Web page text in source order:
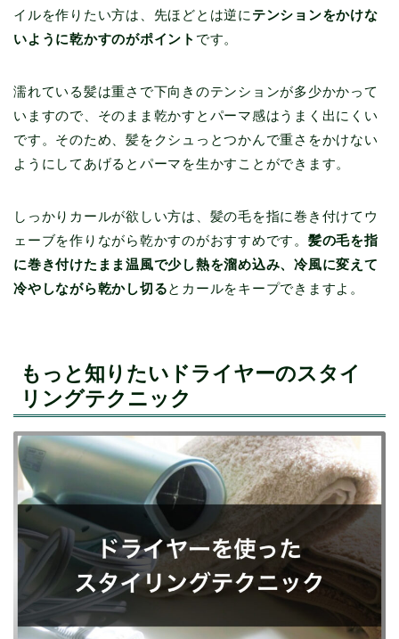
イルを作りたい方は、先ほどとは逆に テンションをかけな
いように乾かすのがポイント です。
濡れている髪は重さで下向きのテンションが多少かかって
いますので、そのまま乾かすとパーマ感はうまく出にくい
です。そのため、髪をクシュっとつかんで重さをかけない
ようにしてあげるとパーマを生かすことができます。
しっかりカールが欲しい方は、髪の毛を指に巻き付けてウ
ェーブを作りながら乾かすのがおすすめです。 髪の毛を指
に巻き付けたまま温風で少し熱を溜め込み、冷風に変えて
冷やしながら乾かし切るとカールをキープできますよ。
もっと知りたいドライヤーのスタイ
リングテクニック